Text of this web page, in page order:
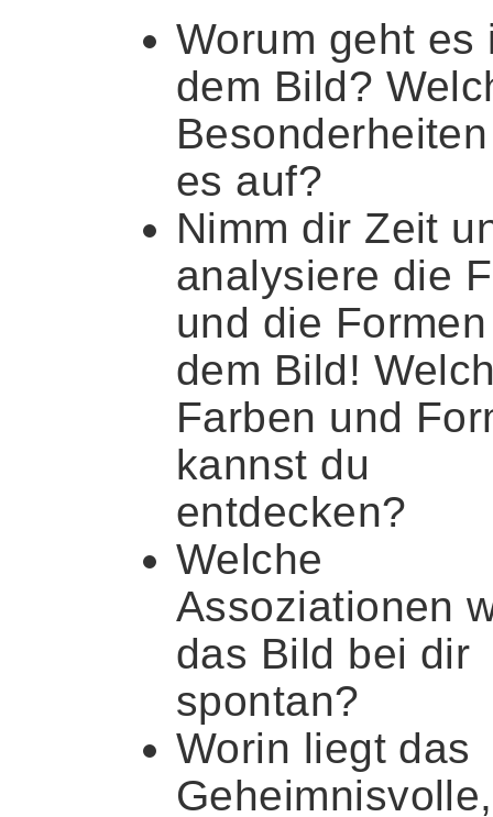
Worum geht es
dem Bild?
es auf?
Nimm dir Zeit
analysiere die
und die
dem Bild!
Farben und
kannst du
entdecken?
Welche
Assoziationen
das Bild bei dir
spontan?
Worin liegt das
Geheimnisvolle,